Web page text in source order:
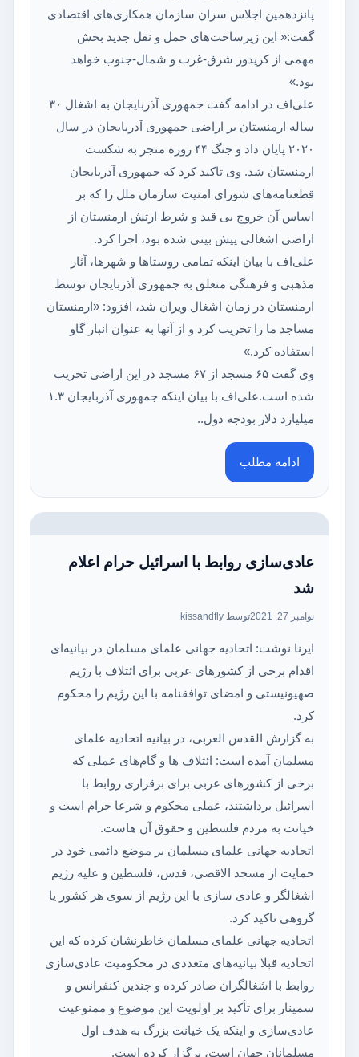
پانزدهمین اجلاس سران سازمان همکاری‌های اقتصادی
گفت:« این زیرساخت‌های حمل و نقل جدید بخش
مهمی از کریدور شرق-غرب و شمال-جنوب خواهد
بود.»
علی‌اف در ادامه گفت جمهوری آذربایجان به اشغال ۳۰
ساله ارمنستان بر اراضی جمهوری آذربایجان در سال
۲۰۲۰ پایان داد و جنگ ۴۴ روزه منجر به شکست
ارمنستان شد. وی تاکید کرد که جمهوری آذربایجان
قطعنامه‌های شورای امنیت سازمان ملل را که بر
اساس آن خروج بی قید و شرط ارتش ارمنستان از
اراضی اشغالی پیش بینی شده بود، اجرا کرد.
علی‌اف با بیان اینکه تمامی روستاها و شهرها، آثار
مذهبی و فرهنگی متعلق به جمهوری آذربایجان توسط
ارمنستان در زمان اشغال ویران شد، افزود: «ارمنستان
مساجد ما را تخریب کرد و از آنها به عنوان انبار گاو
استفاده کرد.»
وی گفت ۶۵ مسجد از ۶۷ مسجد در این اراضی تخریب
شده است.علی‌اف با بیان اینکه جمهوری آذربایجان ۱.۳
میلیارد دلار بودجه دول..
ادامه مطلب
عادی‌سازی روابط با اسرائیل حرام اعلام
شد
نوامبر 27, 2021 توسط kissandfly
ایرنا نوشت: اتحادیه جهانی علمای مسلمان در بیانیه‌ای
اقدام برخی از کشورهای عربی برای ائتلاف با رژیم
صهیونیستی و امضای توافقنامه با این رژیم را محکوم
کرد.
به گزارش القدس العربی، در بیانیه اتحادیه علمای
مسلمان آمده است: ائتلاف ها و گام‌های عملی که
برخی از کشورهای عربی برای برقراری روابط با
اسرائیل برداشتند، عملی محکوم و شرعا حرام است و
خیانت به مردم فلسطین و حقوق آن هاست.
اتحادیه جهانی علمای مسلمان بر موضع دائمی خود در
حمایت از مسجد الاقصی، قدس، فلسطین و علیه رژیم
اشغالگر و عادی سازی با این رژیم از سوی هر کشور یا
گروهی تاکید کرد.
اتحادیه جهانی علمای مسلمان خاطرنشان کرده که این
اتحادیه قبلا بیانیه‌های متعددی در محکومیت عادی‌سازی
روابط با اشغالگران صادر کرده و چندین کنفرانس و
سمینار برای تأکید بر اولویت این موضوع و ممنوعیت
عادی‌سازی و اینکه یک خیانت بزرگ به هدف اول
مسلمانان جهان است، برگزار کرده است.